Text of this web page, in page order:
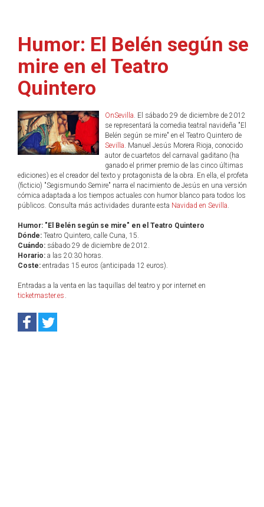
Humor: El Belén según se
mire en el Teatro
Quintero
OnSevilla. El sábado 29 de diciembre de 2012
se representará la comedia teatral navideña "El
Belén según se mire" en el Teatro Quintero de
Sevilla. Manuel Jesús Morera Rioja, conocido
autor de cuartetos del carnaval gaditano (ha
ganado el primer premio de las cinco últimas
ediciones) es el creador del texto y protagonista de la obra. En ella, el profeta
(ficticio) "Segismundo Semire" narra el nacimiento de Jesús en una versión
cómica adaptada a los tiempos actuales con humor blanco para todos los
públicos. Consulta más actividades durante esta Navidad en Sevilla.
Humor: "El Belén según se mire" en el Teatro Quintero
Dónde: Teatro Quintero, calle Cuna, 15.
Cuándo: sábado 29 de diciembre de 2012.
Horario: a las 20:30 horas.
Coste: entradas 15 euros (anticipada 12 euros).
Entradas a la venta en las taquillas del teatro y por internet en
ticketmaster.es .